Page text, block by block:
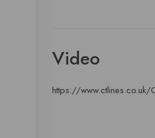
Video
https://